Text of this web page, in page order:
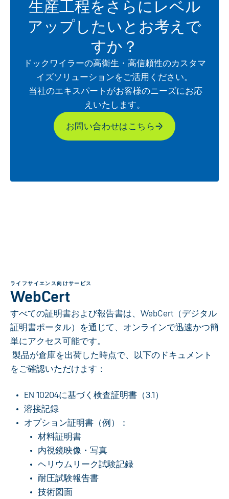
生産工程をさらにレベル
アップしたいとお考えで
すか？
ドックワイラーの高衛生・高信頼性のカスタマ
イズソリューションをご活用ください。
当社のエキスパートがお客様のニーズにお応
えいたします。
お問い合わせはこちら
ライフサイエンス向けサービス
WebCert
すべての証明書および報告書は、WebCert（デジタル
証明書ポータル）を通じて、オンラインで迅速かつ簡
単にアクセス可能です。
製品が倉庫を出荷した時点で、以下のドキュメント
をご確認いただけます：
EN 10204に基づく検査証明書（3.1）
溶接記録
オプション証明書（例）：
材料証明書
内視鏡映像・写真
ヘリウムリーク試験記録
耐圧試験報告書
技術図面